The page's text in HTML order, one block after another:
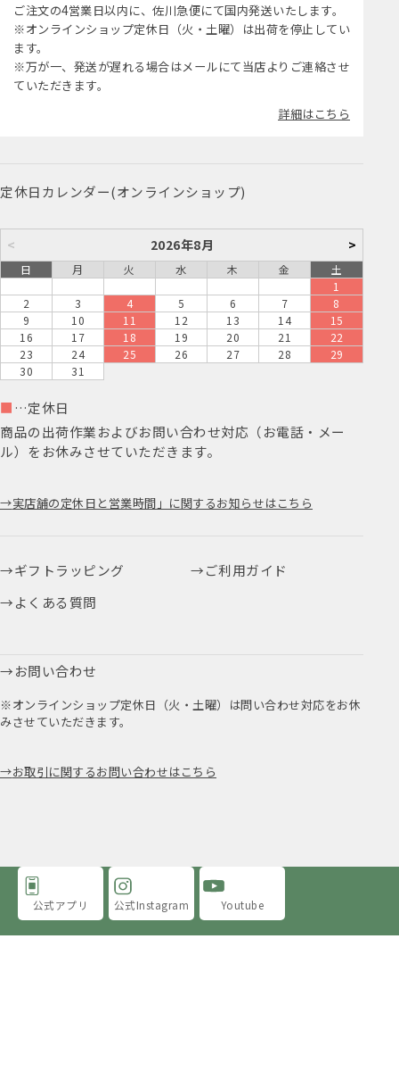
ご注文の4営業日以内に、佐川急便にて国内発送いたします。
※オンラインショップ定休日（火・土曜）は出荷を停止してい
ます。
※万が一、発送が遅れる場合はメールにて当店よりご連絡させ
ていただきます。
詳細はこちら
定休日カレンダー(オンラインショップ)
< 2026年8月 >
日 月 火 水 木 金
土
1
2
3 4 5 6 7
8
9
10 11 12 13 14
15
16
17 18 19 20 21
22
23
24 25 26 27 28
29
30
31
■ …定休日
商品の出荷作業およびお問い合わせ対応（お電話・メー
ル）をお休みさせていただきます。
実店舗の定休日と営業時間」に関するお知らせはこちら
ギフトラッピング
ご利用ガイド
よくある質問
お問い合わせ
※オンラインショップ定休日（火・土曜）は問い合わせ対応をお休
みさせていただきます。
お取引に関するお問い合わせはこちら
公式アプリ 公式Instagram Youtube